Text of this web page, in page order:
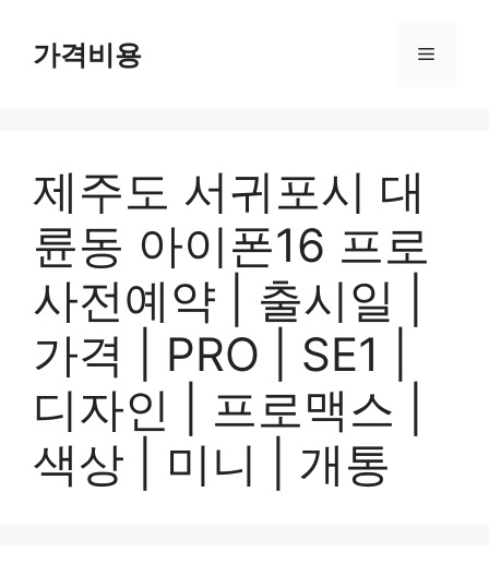
가격비용 메
제주도 서귀포시 대
륜동 아이폰16 프로
사전예약 | 출시일 |
가격 | PRO | SE1 |
디자인 | 프로맥스 |
색상 | 미니 | 개통